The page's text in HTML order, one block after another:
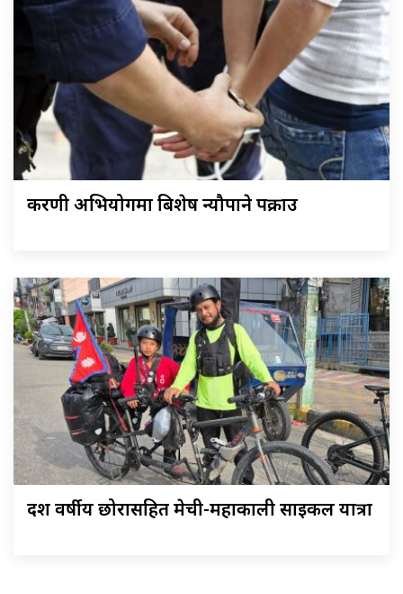
करणी अभियोगमा बिशेष न्यौपाने पक्राउ
दश वर्षीय छोरासहित मेची-महाकाली साइकल यात्रा